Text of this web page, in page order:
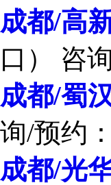
成都/高
口） 咨
成都/蜀
询/预约
成都/光